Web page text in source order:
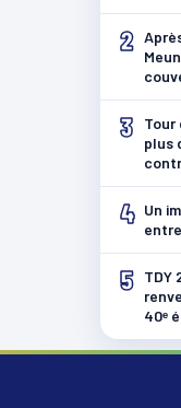
2
3
Tour
plus
4 Un
5
TDY
40ᵉ